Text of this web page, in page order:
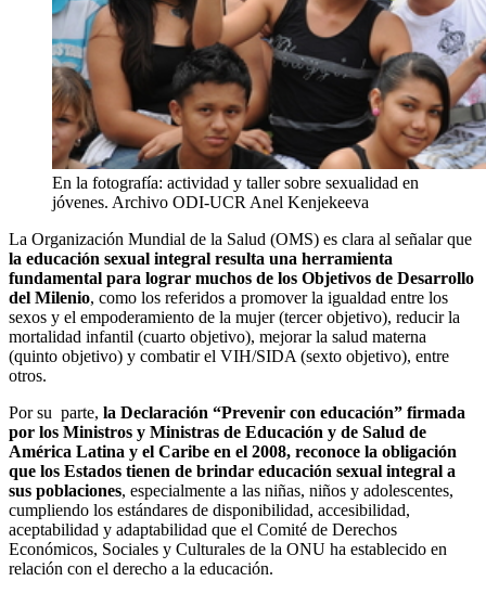
En la fotografía: actividad y taller sobre sexualidad en
jóvenes. Archivo ODI-UCR Anel Kenjekeeva
La Organización Mundial de la Salud (OMS) es clara al señalar que
la educación sexual integral resulta una herramienta
fundamental para lograr muchos de los Objetivos de Desarrollo
del Milenio, como los referidos a promover la igualdad entre los
sexos y el empoderamiento de la mujer (tercer objetivo), reducir la
mortalidad infantil (cuarto objetivo), mejorar la salud materna
(quinto objetivo) y combatir el VIH/SIDA (sexto objetivo), entre
otros.
Por su parte, la Declaración “Prevenir con educación” firmada
por los Ministros y Ministras de Educación y de Salud de
América Latina y el Caribe en el 2008, reconoce la obligación
que los Estados tienen de brindar educación sexual integral a
sus poblaciones, especialmente a las niñas, niños y adolescentes,
cumpliendo los estándares de disponibilidad, accesibilidad,
aceptabilidad y adaptabilidad que el Comité de Derechos
Económicos, Sociales y Culturales de la ONU ha establecido en
relación con el derecho a la educación.